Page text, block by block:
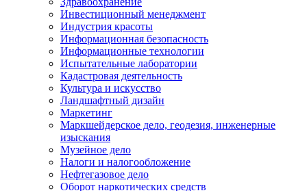
Инвестиционный менеджмент
Индустрия красоты
Информационная безопасность
Информационные технологии
Испытательные лаборатории
Кадастровая деятельность
Культура и искусство
Ландшафтный дизайн
Маркетинг
Маркшейдерское дело, геодезия, инженерные
изыскания
Музейное дело
Налоги и налогообложение
Нефтегазовое дело
Оборот наркотических средств